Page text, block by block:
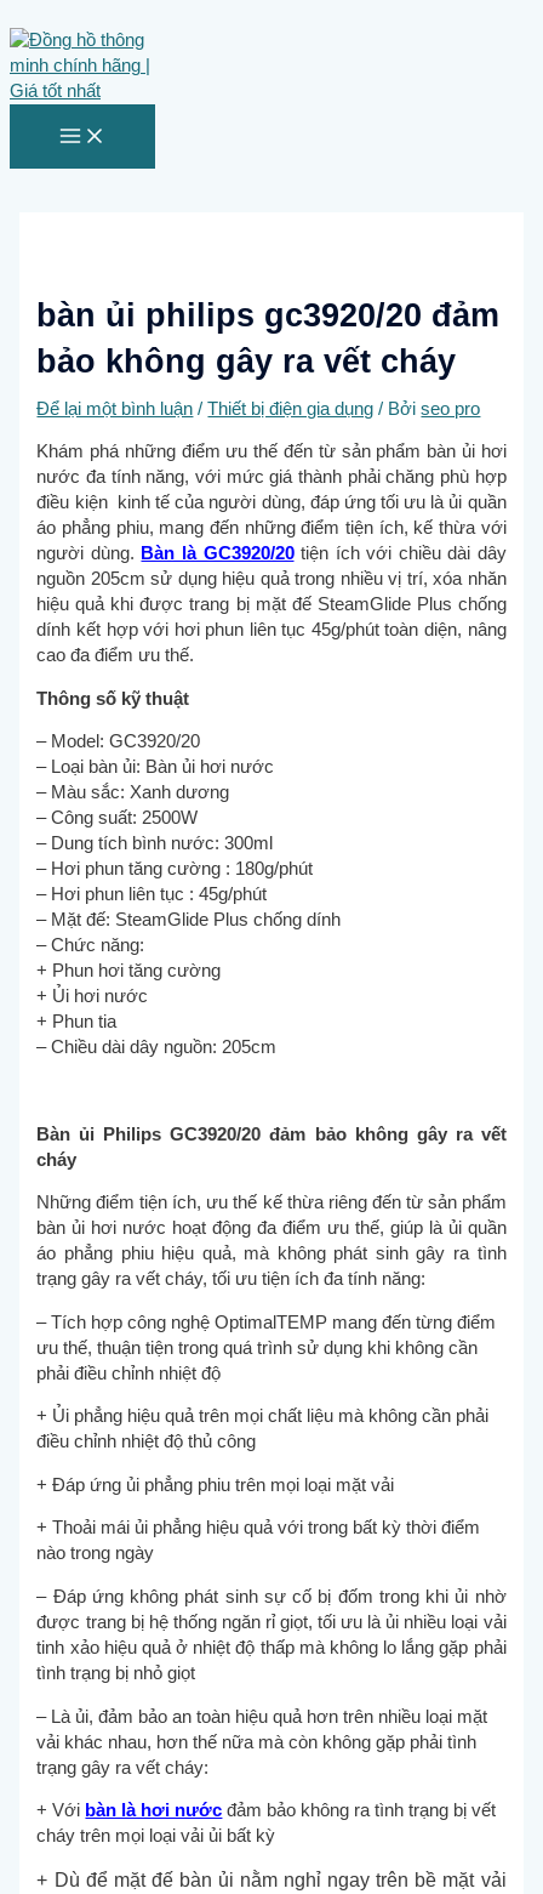
tới
nội
dung
bàn ủi philips gc3920/20 đảm
bảo không gây ra vết cháy
Để lại một bình luận /Thiết bị điện gia dụng / Bởiseo pro
Khám phá những điểm ưu thế đến từ sản phẩm bàn ủi hơi
nước đa tính năng, với mức giá thành phải chăng phù hợp
điều kiện kinh tế của người dùng, đáp ứng tối ưu là ủi quần
áo phẳng phiu, mang đến những điểm tiện ích, kế thừa với
người dùng. Bàn là GC3920/20tiện ích với chiều dài dây
nguồn 205cm sử dụng hiệu quả trong nhiều vị trí, xóa nhăn
hiệu quả khi được trang bị mặt đế SteamGlide Plus chống
dính kết hợp với hơi phun liên tục 45g/phút toàn diện, nâng
cao đa điểm ưu thế.
Thông số kỹ thuật
– Model: GC3920/20
– Loại bàn ủi: Bàn ủi hơi nước
– Màu sắc: Xanh dương
– Công suất: 2500W
– Dung tích bình nước: 300ml
– Hơi phun tăng cường : 180g/phút
– Hơi phun liên tục : 45g/phút
– Mặt đế: SteamGlide Plus chống dính
– Chức năng:
+ Phun hơi tăng cường
+ Ủi hơi nước
+ Phun tia
– Chiều dài dây nguồn: 205cm
Bàn ủi Philips GC3920/20 đảm bảo không gây ra vết
cháy
Những điểm tiện ích, ưu thế kế thừa riêng đến từ sản phẩm
bàn ủi hơi nước hoạt động đa điểm ưu thế, giúp là ủi quần
áo phẳng phiu hiệu quả, mà không phát sinh gây ra tình
trạng gây ra vết cháy, tối ưu tiện ích đa tính năng:
– Tích hợp công nghệ OptimalTEMP mang đến từng điểm
ưu thế, thuận tiện trong quá trình sử dụng khi không cần
phải điều chỉnh nhiệt độ
+ Ủi phẳng hiệu quả trên mọi chất liệu mà không cần phải
điều chỉnh nhiệt độ thủ công
+ Đáp ứng ủi phẳng phiu trên mọi loại mặt vải
+ Thoải mái ủi phẳng hiệu quả với trong bất kỳ thời điểm
nào trong ngày
– Đáp ứng không phát sinh sự cố bị đốm trong khi ủi nhờ
được trang bị hệ thống ngăn rỉ giọt, tối ưu là ủi nhiều loại vải
tinh xảo hiệu quả ở nhiệt độ thấp mà không lo lắng gặp phải
tình trạng bị nhỏ giọt
– Là ủi, đảm bảo an toàn hiệu quả hơn trên nhiều loại mặt
vải khác nhau, hơn thế nữa mà còn không gặp phải tình
trạng gây ra vết cháy:
+ Với bàn là hơi nước đảm bảo không ra tình trạng bị vết
cháy trên mọi loại vải ủi bất kỳ
+ Dù để mặt đế bàn ủi nằm nghỉ ngay trên bề mặt vải